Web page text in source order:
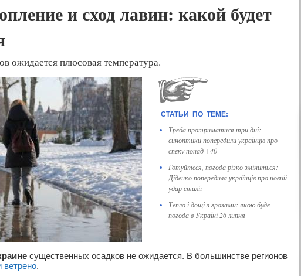
и сход лавин: какой будет
ожидается плюсовая температура.
Треба протриматися три дні:
синоптики попередили українців про
спеку понад +40
Готуйтеся, погода різко зміниться:
Діденко попередила українців про новий
удар стихії
Тепло і дощі з грозами: якою буде
погода в Україні 26 липня
существенных осадков не ожидается. В большинстве регионов
ветрено.